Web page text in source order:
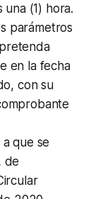
(1) hora.
parámetros
en la fecha
con su
que se
de